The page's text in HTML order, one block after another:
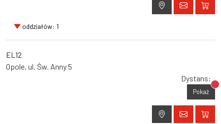
oddziałów: 1
EL12
Opole, ul. Św. Anny 5
Dystans:
Pokaż